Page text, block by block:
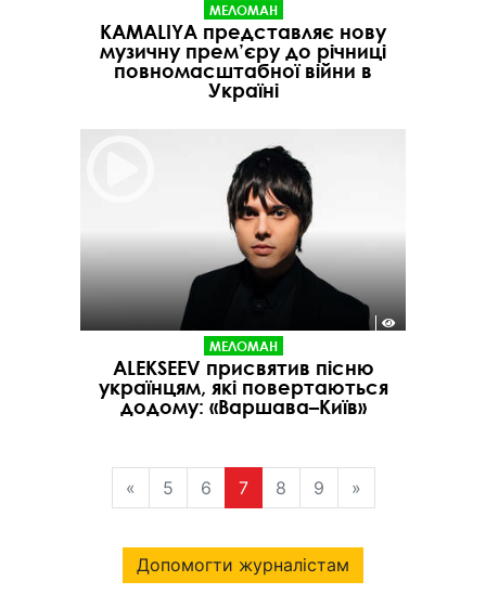
МЕЛОМАН
KAMALIYA представляє нову
музичну прем’єру до річниці
повномасштабної війни в
Україні
МЕЛОМАН
ALEKSEEV присвятив пісню
українцям, які повертаються
додому: «Варшава–Київ»
« 5 6 7 8 9 »
Допомогти журналістам